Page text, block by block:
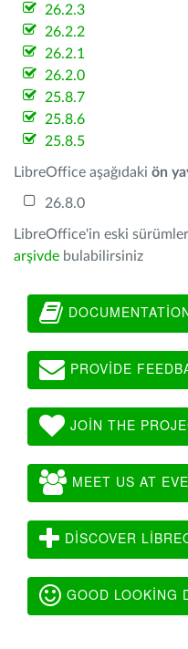
26.2.3
26.2.2
26.2.1
26.2.0
25.8.7
25.8.6
25.8.5
LibreOffice aşağıdaki ön
26.8.0
LibreOffice'in eski
arşivde bulabilirsiniz
PROVIDE
JOIN THE
MEET US AT
DISCOVER
GOOD LOOKING